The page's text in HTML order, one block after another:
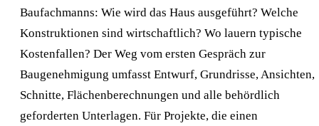
Baufachmanns: Wie wird das Haus ausgeführt? Welche
Konstruktionen sind wirtschaftlich? Wo lauern typische
Kostenfallen? Der Weg vom ersten Gespräch zur
Baugenehmigung umfasst Entwurf, Grundrisse, Ansichten,
Schnitte, Flächenberechnungen und alle behördlich
geforderten Unterlagen. Für Projekte, die einen